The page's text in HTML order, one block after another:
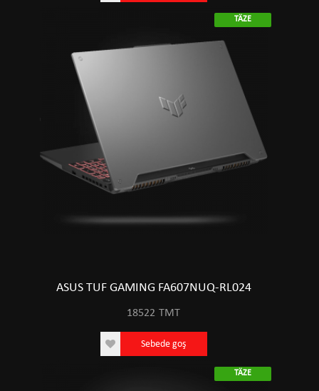
TÄZE
ASUS TUF GAMING FA607NUQ-RL024
18522 TMT
Sebede goş
TÄZE